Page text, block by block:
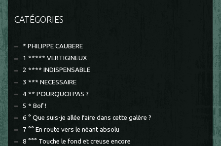
CATÉGORIES
* PHILIPPE CAUBERE
1 ***** VERTIGINEUX
2 **** INDISPENSABLE
3 *** NECESSAIRE
4 ** POURQUOI PAS ?
5 * Bof !
6 ° Que suis-je allée faire dans cette galère ?
7 °° En route vers le néant absolu
8 °°° Touche le fond et creuse encore